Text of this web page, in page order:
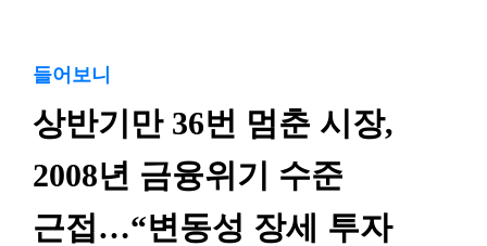
들어보니
상반기만 36번 멈춘 시장,
2008년 금융위기 수준
근접…“변동성 장세 투자